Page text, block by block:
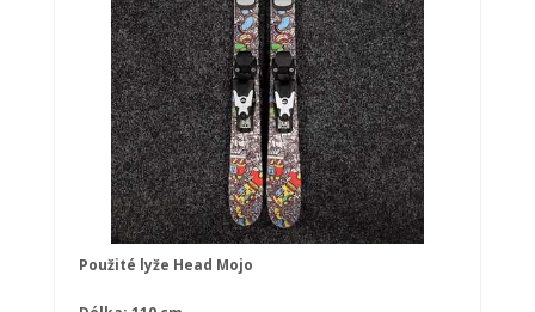
Použité lyže Head Mojo